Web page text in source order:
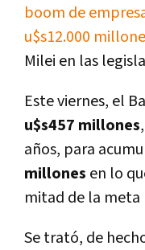
boom de
u$s12.000
Milei en las
Este viernes, el
u$s457 millones
años, para
millones en lo
mitad de la
Se trató, de